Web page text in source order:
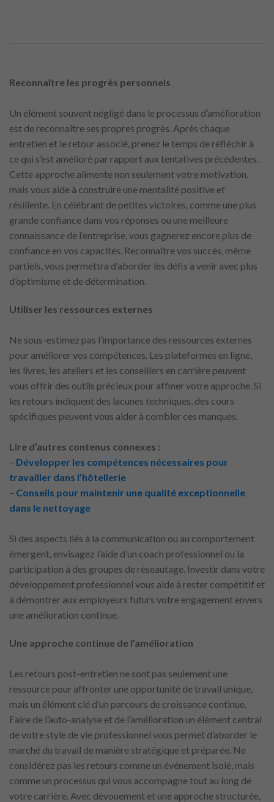
Reconnaître les progrès personnels
Un élément souvent négligé dans le processus d’amélioration
est de reconnaître ses propres progrès. Après chaque
entretien et le retour associé, prenez le temps de réfléchir à
ce qui s’est amélioré par rapport aux tentatives précédentes.
Cette approche alimente non seulement votre motivation,
mais vous aide à construire une mentalité positive et
résiliente. En célébrant de petites victoires, comme une plus
grande confiance dans vos réponses ou une meilleure
connaissance de l’entreprise, vous gagnerez encore plus de
confiance en vos capacités. Reconnaître vos succès, même
partiels, vous permettra d’aborder les défis à venir avec plus
d’optimisme et de détermination.
Utiliser les ressources externes
Ne sous-estimez pas l’importance des ressources externes
pour améliorer vos compétences. Les plateformes en ligne,
les livres, les ateliers et les conseillers en carrière peuvent
vous offrir des outils précieux pour affiner votre approche. Si
les retours indiquent des lacunes techniques, des cours
spécifiques peuvent vous aider à combler ces manques.
Lire d’autres contenus connexes :
– Développer les compétences nécessaires pour
travailler dans l’hôtellerie
– Conseils pour maintenir une qualité exceptionnelle
dans le nettoyage
Si des aspects liés à la communication ou au comportement
émergent, envisagez l’aide d’un coach professionnel ou la
participation à des groupes de réseautage. Investir dans votre
développement professionnel vous aide à rester compétitif et
à démontrer aux employeurs futurs votre engagement envers
une amélioration continue.
Une approche continue de l’amélioration
Les retours post-entretien ne sont pas seulement une
ressource pour affronter une opportunité de travail unique,
mais un élément clé d’un parcours de croissance continue.
Faire de l’auto-analyse et de l’amélioration un élément central
de votre style de vie professionnel vous permet d’aborder le
marché du travail de manière stratégique et préparée. Ne
considérez pas les retours comme un événement isolé, mais
comme un processus qui vous accompagne tout au long de
votre carrière. Avec dévouement et une approche structurée,